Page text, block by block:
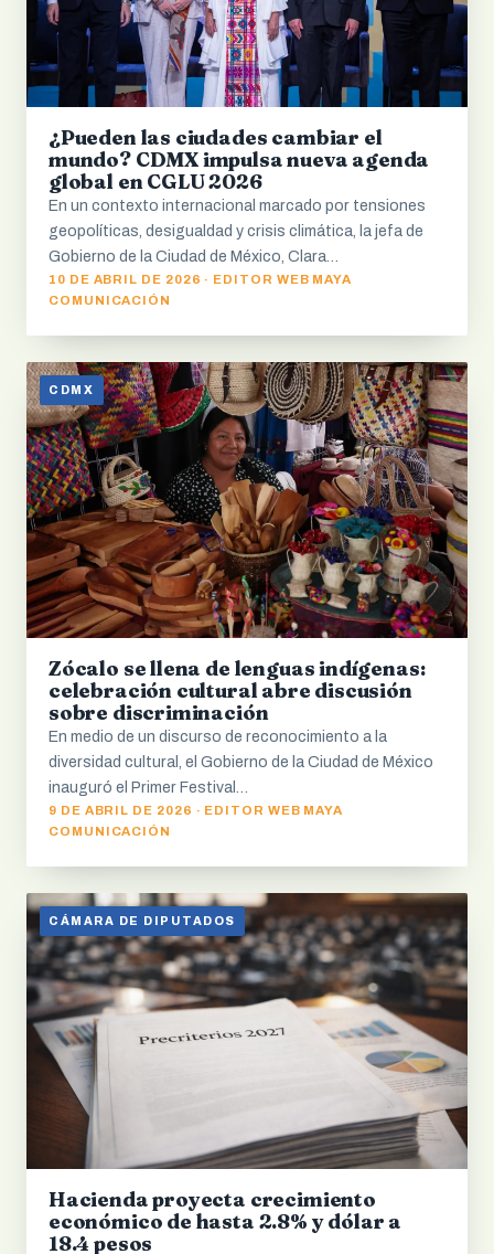
¿Pueden las ciudades cambiar el
mundo? CDMX impulsa nueva agenda
global en CGLU 2026
En un contexto internacional marcado por tensiones
geopolíticas, desigualdad y crisis climática, la jefa de
Gobierno de la Ciudad de México, Clara…
10 DE ABRIL DE 2026 · EDITOR WEB MAYA
COMUNICACIÓN
CDMX
Zócalo se llena de lenguas indígenas:
celebración cultural abre discusión
sobre discriminación
En medio de un discurso de reconocimiento a la
diversidad cultural, el Gobierno de la Ciudad de México
inauguró el Primer Festival…
9 DE ABRIL DE 2026 · EDITOR WEB MAYA
COMUNICACIÓN
CÁMARA DE DIPUTADOS
Hacienda proyecta crecimiento
económico de hasta 2.8% y dólar a
18.4 pesos